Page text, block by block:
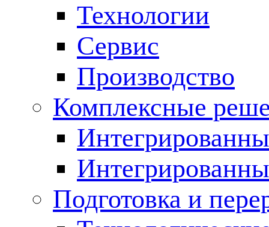
Технологии
Сервис
Производство
Комплексные
Подготовка и